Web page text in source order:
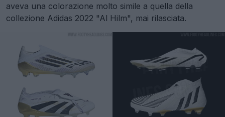
aveva una colorazione molto simile a quella della
collezione Adidas 2022 "Al Hilm", mai rilasciata.